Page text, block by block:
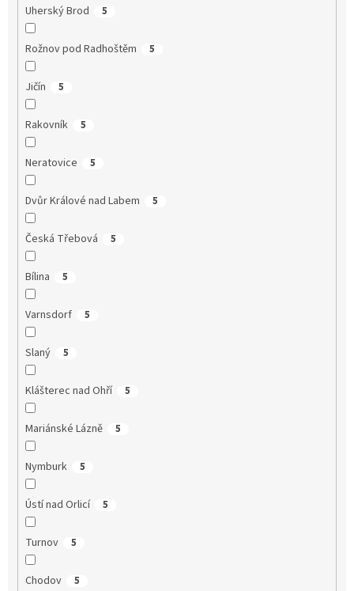
Uherský Brod 5
Rožnov pod Radhoštěm 5
Jičín 5
Rakovník 5
Neratovice 5
Dvůr Králové nad Labem 5
Česká Třebová 5
Bílina 5
Varnsdorf 5
Slaný 5
Klášterec nad Ohří 5
Mariánské Lázně 5
Nymburk 5
Ústí nad Orlicí 5
Turnov 5
Chodov 5